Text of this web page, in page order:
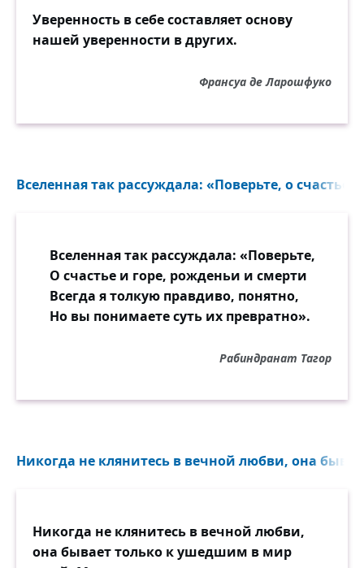
Уверенность в себе составляет основу
нашей уверенности в других.
Франсуа де Ларошфуко
Вселенная так рассуждала: «Поверьте, о
Вселенная так рассуждала: «Поверьте,
О счастье и горе, рожденьи и смерти
Всегда я толкую правдиво, понятно,
Но вы понимаете суть их превратно».
Рабиндранат Тагор
Никогда не клянитесь в вечной любви, она
Никогда не клянитесь в вечной любви,
она бывает только к ушедшим в мир